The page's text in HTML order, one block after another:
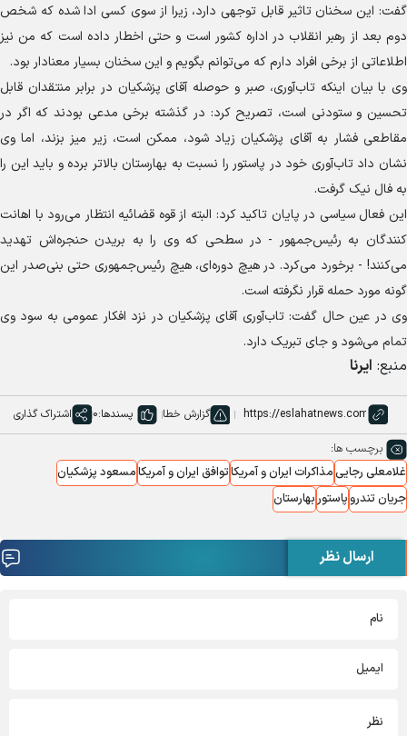
گفت: این سخنان تاثیر قابل توجهی دارد، زیرا از سوی کسی ادا شده که شخص
دوم بعد از رهبر انقلاب در اداره کشور است و حتی اخطار داده است که من نیز
اطلاعاتی از برخی افراد دارم که می‌توانم بگویم و این سخنان بسیار معنادار بود.
وی با بیان اینکه تاب‌آوری، صبر و حوصله آقای پزشکیان در برابر منتقدان قابل
تحسین و ستودنی است، تصریح کرد: در گذشته برخی مدعی بودند که اگر در
مقاطعی فشار به آقای پزشکیان زیاد شود، ممکن است، زیر میز بزند، اما وی
نشان داد تاب‌آوری خود در پاستور را نسبت به بهارستان بالاتر برده و باید این را
به فال نیک گرفت.
این فعال سیاسی در پایان تاکید کرد: البته از قوه قضائیه انتظار می‌رود با اهانت
کنندگان به رئیس‌جمهور - در سطحی که وی را به بریدن حنجره‌اش تهدید
می‌کنند! - برخورد می‌کرد. در هیچ دوره‌ای، هیچ رئیس‌جمهوری حتی بنی‌صدر این
گونه مورد حمله قرار نگرفته است.
وی در عین حال گفت: تاب‌آوری آقای پزشکیان در نزد افکار عمومی به سود وی
تمام می‌شود و جای تبریک دارد.
منبع: ایرنا
گزارش خطا پسندها:0 اشتراک گذاری
برچسب ها:
غلامعلی رجاییمذاکرات ایران و آمریکاتوافق ایران و آمریکامسعود پزشکیان
جریان تندروپاستور بهارستان
ارسال نظر